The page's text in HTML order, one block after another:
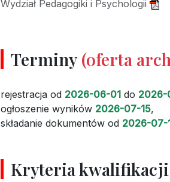
Wydział Pedagogiki i Psychologii
Terminy (oferta
rejestracja od 2026-06-01 do 2026-
ogłoszenie wyników 2026-07-15,
składanie dokumentów od 2026-07-
Kryteria kwalifikacji